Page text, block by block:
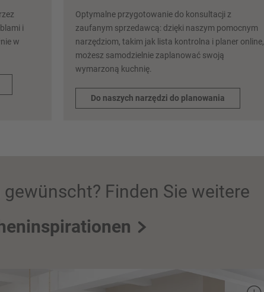
i
w
Optymalne przygotowanie do konsultacji z
zaufanym sprzedawcą: dzięki naszym pomocnym
narzędziom, takim jak lista kontrolna i planer online,
możesz samodzielnie zaplanować swoją
wymarzoną kuchnię.
Do naszych narzędzi do planowania
Finden Sie weitere